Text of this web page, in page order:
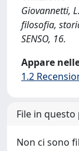
Giovannetti,
filosofia,
SENSO, 16.
Appare
1.2
File in
Non ci sono